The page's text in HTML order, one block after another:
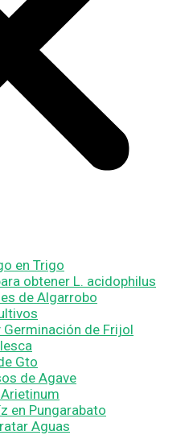
en Trigo
obtener L. acidophilus
de Algarrobo
de Frijol
Gto
de Agave
Arietinum
en Pungarabato
Aguas